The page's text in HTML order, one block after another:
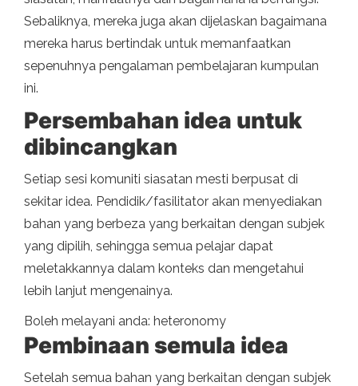
Sebaliknya, mereka juga akan dijelaskan bagaimana
mereka harus bertindak untuk memanfaatkan
sepenuhnya pengalaman pembelajaran kumpulan
ini.
Persembahan idea untuk
dibincangkan
Setiap sesi komuniti siasatan mesti berpusat di
sekitar idea. Pendidik/fasilitator akan menyediakan
bahan yang berbeza yang berkaitan dengan subjek
yang dipilih, sehingga semua pelajar dapat
meletakkannya dalam konteks dan mengetahui
lebih lanjut mengenainya.
Boleh melayani anda: heteronomy
Pembinaan semula idea
Setelah semua bahan yang berkaitan dengan subjek